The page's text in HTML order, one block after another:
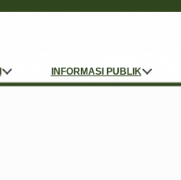
INFORMASI PUBLIK